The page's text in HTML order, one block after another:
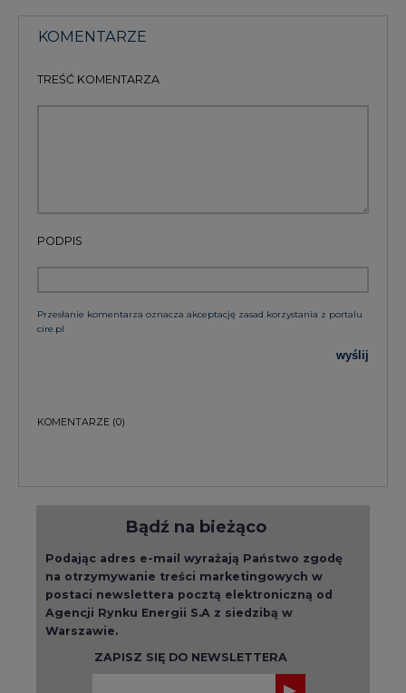
KOMENTARZE
TREŚĆ KOMENTARZA
PODPIS
Przesłanie komentarza oznacza akceptację zasad korzystania z portalu
cire.pl
wyślij
KOMENTARZE (0)
Bądź na bieżąco
Podając adres e-mail wyrażają Państwo zgodę
na otrzymywanie treści marketingowych w
postaci newslettera pocztą elektroniczną od
Agencji Rynku Energii S.A z siedzibą w
Warszawie.
ZAPISZ SIĘ DO NEWSLETTERA